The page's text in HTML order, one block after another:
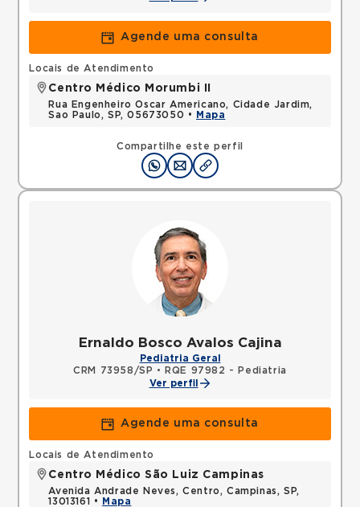
Agende uma consulta
Compartilhe este perfil
Locais de Atendimento
Centro Médico Morumbi II
Rua Engenheiro Oscar Americano, Cidade Jardim,
Sao Paulo, SP, 05673050 •
Mapa
Ernaldo Bosco Avalos Cajina
Pediatria Geral
CRM 73958/SP •
RQE 97982 - Pediatria
Ver perfil
Agende uma consulta
Locais de Atendimento
Centro Médico São Luiz Campinas
Avenida Andrade Neves, Centro, Campinas, SP,
13013161 •
Mapa